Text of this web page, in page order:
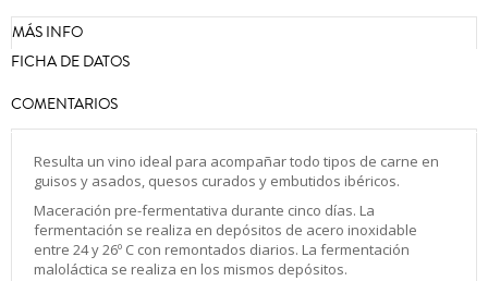
MÁS INFO
FICHA DE DATOS
COMENTARIOS
Resulta un vino ideal para acompañar todo tipos de carne en
guisos y asados, quesos curados y embutidos ibéricos.
Maceración pre-fermentativa durante cinco días. La
fermentación se realiza en depósitos de acero inoxidable
entre 24 y 26º C con remontados diarios. La fermentación
maloláctica se realiza en los mismos depósitos.